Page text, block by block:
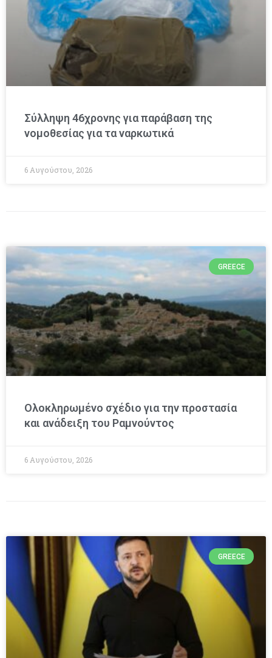
Σύλληψη 46χρονης για παράβαση της
νομοθεσίας για τα ναρκωτικά
6 Αυγούστου, 2026
GREECE
Ολοκληρωμένο σχέδιο για την προστασία
και ανάδειξη του Ραμνούντος
6 Αυγούστου, 2026
GREECE